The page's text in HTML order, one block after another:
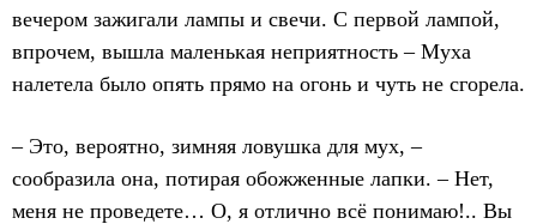
вечером зажигали лампы и свечи. С первой лампой,
впрочем, вышла маленькая неприятность – Муха
налетела было опять прямо на огонь и чуть не сгорела.
– Это, вероятно, зимняя ловушка для мух, –
сообразила она, потирая обожженные лапки. – Нет,
меня не проведете… О, я отлично всё понимаю!.. Вы